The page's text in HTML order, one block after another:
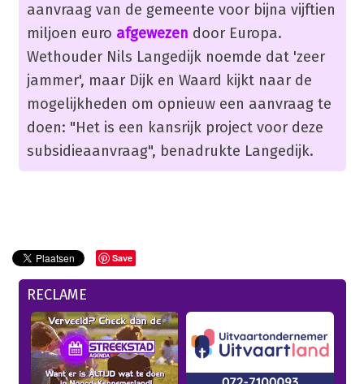
aanvraag van de gemeente voor bijna vijftien
miljoen euro afgewezen door Europa.
Wethouder Nils Langedijk noemde dat 'zeer
jammer', maar Dijk en Waard kijkt naar de
mogelijkheden om opnieuw een aanvraag te
doen: "Het is een kansrijk project voor deze
subsidieaanvraag", benadrukte Langedijk.
Save
RECLAME